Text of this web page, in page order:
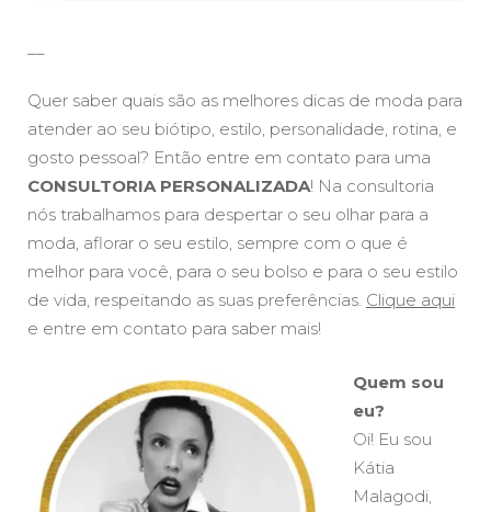
Quer saber quais são as melhores dicas de moda para
atender ao seu biótipo, estilo, personalidade, rotina, e
gosto pessoal? Então entre em contato para uma
CONSULTORIA PERSONALIZADA! Na consultoria
nós trabalhamos para despertar o seu olhar para a
moda, aflorar o seu estilo, sempre com o que é
melhor para você, para o seu bolso e para o seu estilo
de vida, respeitando as suas preferências. Clique aqui
e entre em contato para saber mais!
Quem sou
eu?
Oi! Eu sou
Kátia
Malagodi,